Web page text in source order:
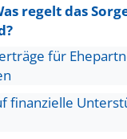
regelt das
für
finanzielle